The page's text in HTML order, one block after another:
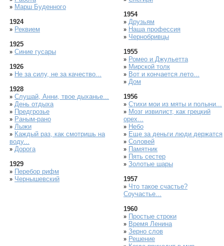
» Марш Буденного
1924
» Реквием
1925
» Синие гусары
1926
» Не за силу, не за качество...
1928
» Слушай, Анни, твое дыханье...
» День отдыха
» Предгрозье
» Раным-рано
» Лыжи
» Каждый раз, как смотришь на
воду...
» Дорога
1929
» Перебор рифм
» Чернышевский
1954
» Друзьям
» Наша профессия
» Чернобривцы
1955
» Ромео и Джульетта
» Мирской толк
» Вот и кончается лето...
» Дом
1956
» Стихи мои из мяты и полыни...
» Мозг извилист, как грецкий
орех...
» Небо
» Еще за деньги люди держатся
» Соловей
» Памятник
» Пять сестер
» Золотые шары
1957
» Что такое счастье?
Соучастье...
1960
» Простые строки
» Время Ленина
» Зерно слов
» Решение